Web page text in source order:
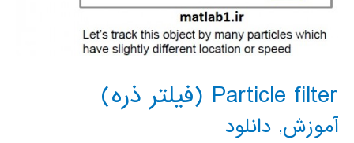
Particle filter (فیلتر ذره)
آموزش, دانلود